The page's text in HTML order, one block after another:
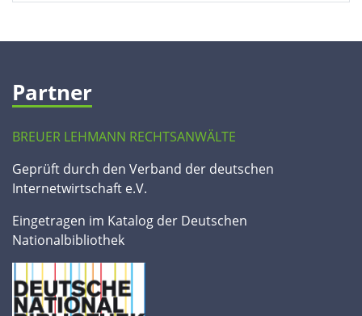
Partner
BREUER LEHMANN RECHTSANWÄLTE
Geprüft durch den Verband der deutschen
Internetwirtschaft e.V.
Eingetragen im Katalog der Deutschen
Nationalbibliothek